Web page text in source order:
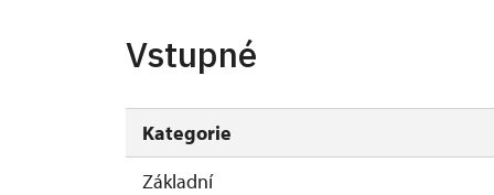
Vstupné
Kategorie
Základní